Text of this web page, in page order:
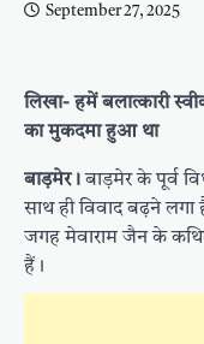
September 27, 2025
लिखा- हमें बलात्कारी
का मुकदमा हुआ था
बाड़मेर।बाड़मेर के पूर्व
साथ ही विवाद बढ़ने
जगह मेवाराम जैन के
हैं।